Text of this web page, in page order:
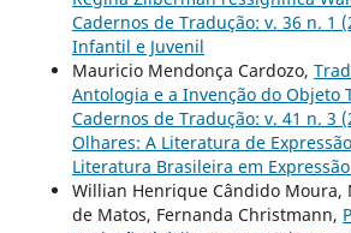
Cadernos de Tradução: v. 36 n. 1
Infantil e Juvenil
Mauricio Mendonça Cardozo,
Antologia e a Invenção do Objeto
Cadernos de Tradução: v. 41 n. 3
Olhares: A Literatura de
Literatura Brasileira em
Willian Henrique Cândido Moura,
de Matos, Fernanda Christmann,